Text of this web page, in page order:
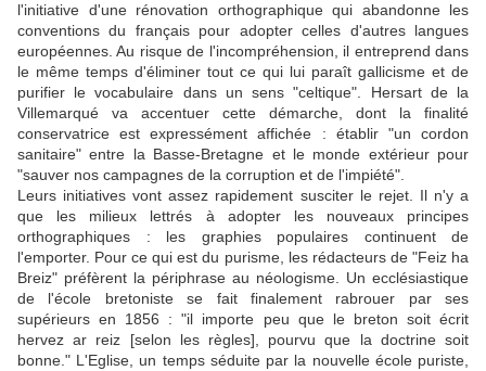
l'initiative d'une rénovation orthographique qui abandonne les
conventions du français pour adopter celles d'autres langues
européennes. Au risque de l'incompréhension, il entreprend dans
le même temps d'éliminer tout ce qui lui paraît gallicisme et de
purifier le vocabulaire dans un sens "celtique". Hersart de la
Villemarqué va accentuer cette démarche, dont la finalité
conservatrice est expressément affichée : établir "un cordon
sanitaire" entre la Basse-Bretagne et le monde extérieur pour
"sauver nos campagnes de la corruption et de l'impiété".
Leurs initiatives vont assez rapidement susciter le rejet. Il n'y a
que les milieux lettrés à adopter les nouveaux principes
orthographiques : les graphies populaires continuent de
l'emporter. Pour ce qui est du purisme, les rédacteurs de "Feiz ha
Breiz" préfèrent la périphrase au néologisme. Un ecclésiastique
de l'école bretoniste se fait finalement rabrouer par ses
supérieurs en 1856 : "il importe peu que le breton soit écrit
hervez ar reiz [selon les règles], pourvu que la doctrine soit
bonne." L'Eglise, un temps séduite par la nouvelle école puriste,